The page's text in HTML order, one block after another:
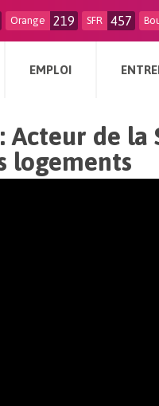
Orange 219 SFR 457
EMPLOI
Acteur de la
logements